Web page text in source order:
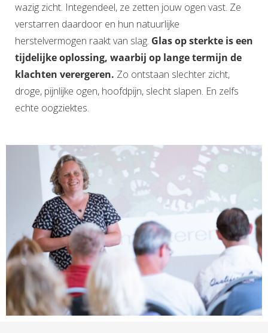
wazig zicht. Integendeel, ze zetten jouw ogen vast. Ze
verstarren daardoor en hun natuurlijke
herstelvermogen raakt van slag. Glas op sterkte is een
tijdelijke oplossing, waarbij op lange termijn de
klachten verergeren. Zo ontstaan slechter zicht,
droge, pijnlijke ogen, hoofdpijn, slecht slapen. En zelfs
echte oogziektes.